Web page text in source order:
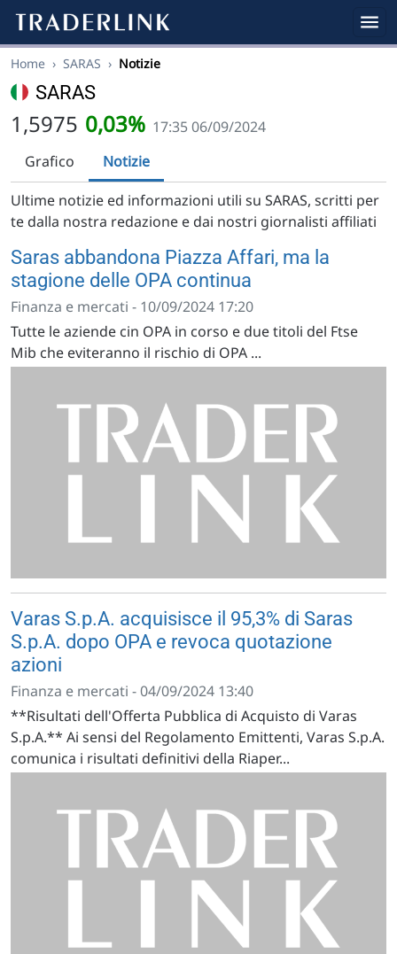
Home › SARAS › Notizie
SARAS
1,5975 0,03% 17:35 06/09/2024
Grafico
Notizie
Ultime notizie ed informazioni utili su SARAS, scritti per
te dalla nostra redazione e dai nostri giornalisti affiliati
Saras abbandona Piazza Affari, ma la
stagione delle OPA continua
Finanza e mercati - 10/09/2024 17:20
Tutte le aziende cin OPA in corso e due titoli del Ftse
Mib che eviteranno il rischio di OPA ...
Varas S.p.A. acquisisce il 95,3% di Saras
S.p.A. dopo OPA e revoca quotazione
azioni
Finanza e mercati - 04/09/2024 13:40
**Risultati dell'Offerta Pubblica di Acquisto di Varas
S.p.A.** Ai sensi del Regolamento Emittenti, Varas S.p.A.
comunica i risultati definitivi della Riaper...